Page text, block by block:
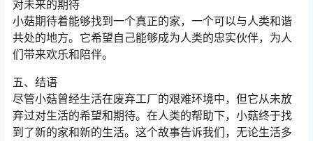
对未来的期待
小菇期待着能够找到一个真正的家，一个可以与人类和谐
共处的地方。它希望自己能够成为人类的忠实伙伴，为人
们带来欢乐和陪伴。
五、结语
尽管小菇曾经生活在废弃工厂的艰难环境中，但它从未放
弃过对生活的希望和期待。在人类的帮助下，小菇终于找
到了新的家和新的生活。这个故事告诉我们，无论生活多